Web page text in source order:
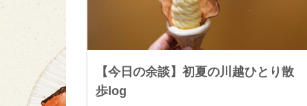
【今日の余談】初夏の川越ひとり散
歩log